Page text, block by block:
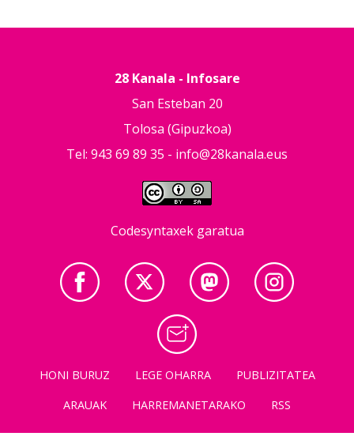
28 Kanala - Infosare
San Esteban 20
Tolosa (Gipuzkoa)
Tel: 943 69 89 35 - info@28kanala.eus
Codesyntaxek garatua
HONI BURUZ LEGE OHARRA
PUBLIZITATEA
ARAUAK
HARREMANETARAKO RSS